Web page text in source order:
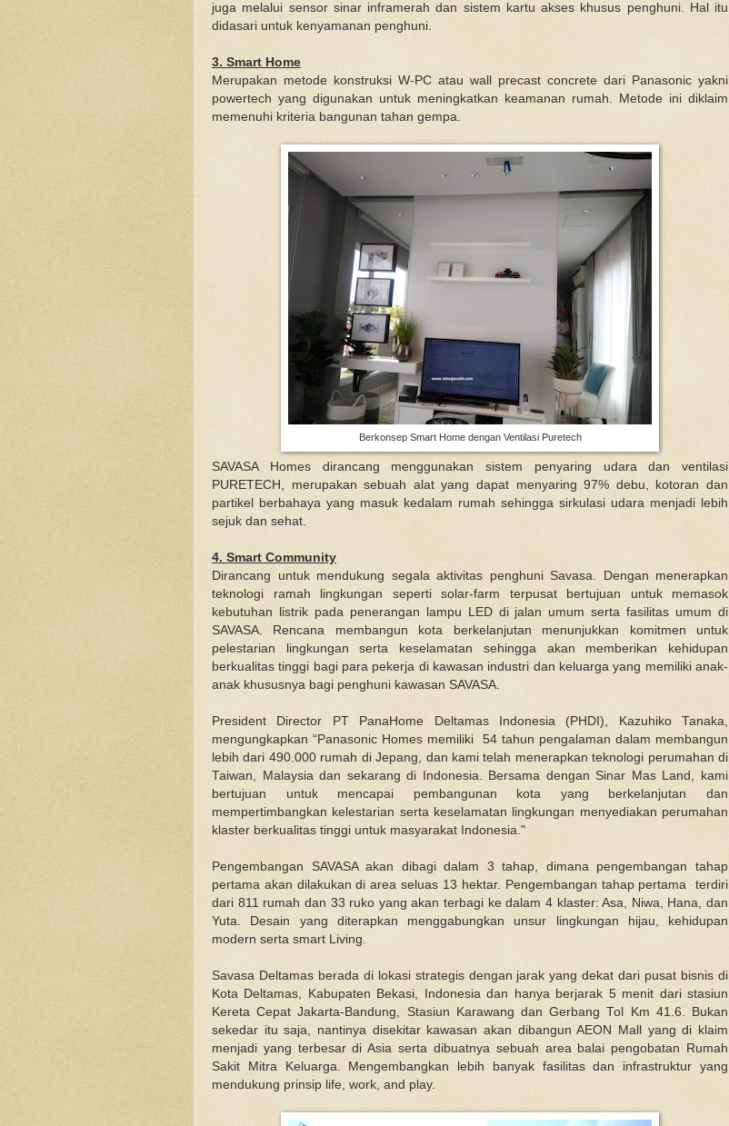
juga melalui sensor sinar inframerah dan sistem kartu akses khusus penghuni. Hal itu
didasari untuk kenyamanan penghuni.
3. Smart Home
Merupakan metode konstruksi W-PC atau wall precast concrete dari Panasonic yakni
powertech yang digunakan untuk meningkatkan keamanan rumah. Metode ini diklaim
memenuhi kriteria bangunan tahan gempa.
Berkonsep Smart Home dengan Ventilasi Puretech
SAVASA Homes dirancang menggunakan sistem penyaring udara dan ventilasi
PURETECH, merupakan sebuah alat yang dapat menyaring 97% debu, kotoran dan
partikel berbahaya yang masuk kedalam rumah sehingga sirkulasi udara menjadi lebih
sejuk dan sehat.
4. Smart Community
Dirancang untuk mendukung segala aktivitas penghuni Savasa. Dengan menerapkan
teknologi ramah lingkungan seperti solar-farm terpusat bertujuan untuk memasok
kebutuhan listrik pada penerangan lampu LED di jalan umum serta fasilitas umum di
SAVASA. Rencana membangun kota berkelanjutan menunjukkan komitmen untuk
pelestarian lingkungan serta keselamatan sehingga akan memberikan kehidupan
berkualitas tinggi bagi para pekerja di kawasan industri dan keluarga yang memiliki anak-
anak khususnya bagi penghuni kawasan SAVASA.
President Director PT PanaHome Deltamas Indonesia (PHDI), Kazuhiko Tanaka,
mengungkapkan “Panasonic Homes memiliki 54 tahun pengalaman dalam membangun
lebih dari 490.000 rumah di Jepang, dan kami telah menerapkan teknologi perumahan di
Taiwan, Malaysia dan sekarang di Indonesia. Bersama dengan Sinar Mas Land, kami
bertujuan untuk mencapai pembangunan kota yang berkelanjutan dan
mempertimbangkan kelestarian serta keselamatan lingkungan menyediakan perumahan
klaster berkualitas tinggi untuk masyarakat Indonesia."
Pengembangan SAVASA akan dibagi dalam 3 tahap, dimana pengembangan tahap
pertama akan dilakukan di area seluas 13 hektar. Pengembangan tahap pertama terdiri
dari 811 rumah dan 33 ruko yang akan terbagi ke dalam 4 klaster: Asa, Niwa, Hana, dan
Yuta. Desain yang diterapkan menggabungkan unsur lingkungan hijau, kehidupan
modern serta smart Living.
Savasa Deltamas berada di lokasi strategis dengan jarak yang dekat dari pusat bisnis di
Kota Deltamas, Kabupaten Bekasi, Indonesia dan hanya berjarak 5 menit dari stasiun
Kereta Cepat Jakarta-Bandung, Stasiun Karawang dan Gerbang Tol Km 41.6. Bukan
sekedar itu saja, nantinya disekitar kawasan akan dibangun AEON Mall yang di klaim
menjadi yang terbesar di Asia serta dibuatnya sebuah area balai pengobatan Rumah
Sakit Mitra Keluarga. Mengembangkan lebih banyak fasilitas dan infrastruktur yang
mendukung prinsip life, work, and play.